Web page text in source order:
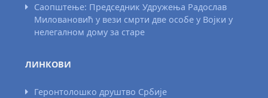
Саопштење: Председник Удружења Радослав
Миловановић у вези смрти две особе у Војки у
нелегалном дому за старе
ЛИНКОВИ
Геронтолошко друштво Србије